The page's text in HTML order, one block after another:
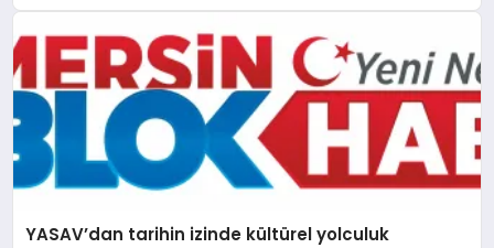
YASAV’dan tarihin izinde kültürel yolculuk